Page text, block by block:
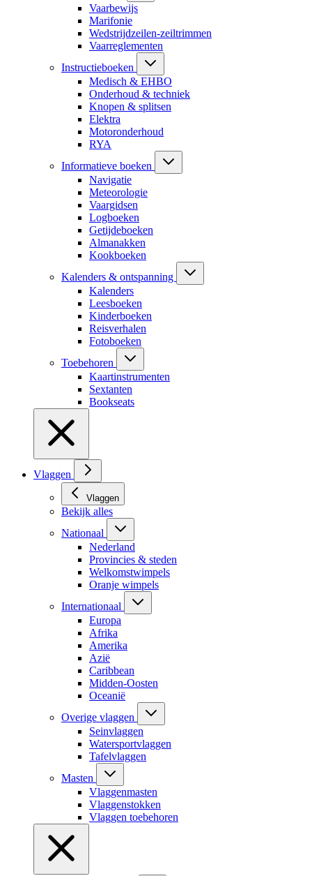
Vaarbewijs
Marifonie
Wedstrijdzeilen-zeiltrimmen
Vaarreglementen
Instructieboeken
Medisch & EHBO
Onderhoud & techniek
Knopen & splitsen
Elektra
Motoronderhoud
RYA
Informatieve boeken
Navigatie
Meteorologie
Vaargidsen
Logboeken
Getijdeboeken
Almanakken
Kookboeken
Kalenders & ontspanning
Kalenders
Leesboeken
Kinderboeken
Reisverhalen
Fotoboeken
Toebehoren
Kaartinstrumenten
Sextanten
Bookseats
Vlaggen
Vlaggen
Bekijk alles
Nationaal
Nederland
Provincies & steden
Welkomstwimpels
Oranje wimpels
Internationaal
Europa
Afrika
Amerika
Azië
Caribbean
Midden-Oosten
Oceanië
Overige vlaggen
Seinvlaggen
Watersportvlaggen
Tafelvlaggen
Masten
Vlaggenmasten
Vlaggenstokken
Vlaggen toebehoren